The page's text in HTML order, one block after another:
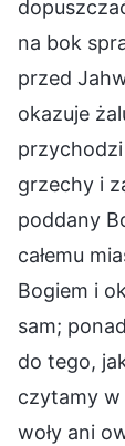
na bok
przed
okazuje
grzechy i
poddany
całemu
Bogiem i
sam;
do tego,
czytamy w
woły ani